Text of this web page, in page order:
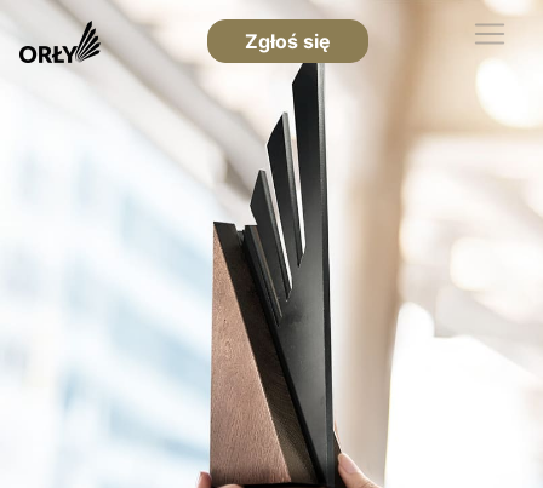
Zgłoś się